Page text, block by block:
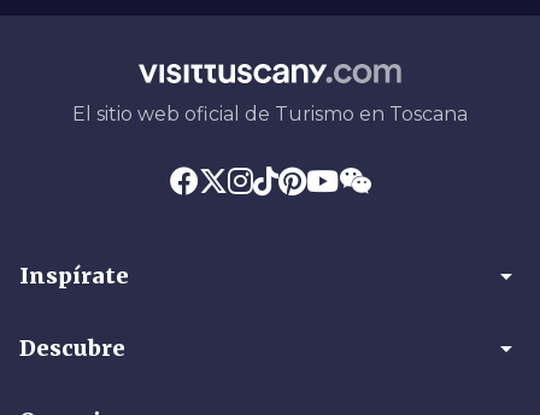
El sitio web oficial de Turismo en Toscana
Inspírate arrow_drop_down
Descubre arrow_drop_down